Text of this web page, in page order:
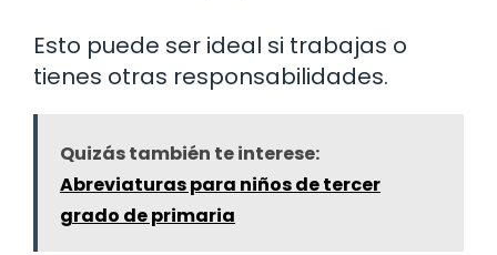
Esto puede ser ideal si trabajas o
tienes otras responsabilidades.
Quizás también te interese:
Abreviaturas para niños de tercer
grado de primaria